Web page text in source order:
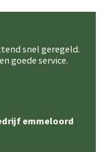
snel geregeld.
goede service.
emmeloord